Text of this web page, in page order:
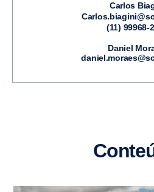
Carlos
(11) 99968-
Daniel